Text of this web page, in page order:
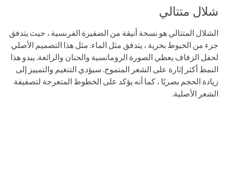
شلال متتالي
الشلال المتتالي هو نسخة أنيقة من الضفيرة الفرنسية ، حيث يتدفق
جزء من الخيوط بحرية ، يتدفق مثل الماء. مثل هذا التصميم الأصلي
لحفل الزفاف يعطي الصورة الرومانسية والحنان والرائعة. يبدو هذا
النمط أكثر إثارة على الشعر المتموج. سيؤدي التنغيم والتمييز إلى
زيادة الحجم بصريًا ، كما أنه يؤكد على الخطوط المتعرجة لتصفيفة
الشعر الأصلية.